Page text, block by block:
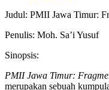
Judul: PMII Jawa Timur:
Penulis: Moh. Sa’i Yusuf
Sinopsis:
PMII Jawa Timur:
merupakan sebuah